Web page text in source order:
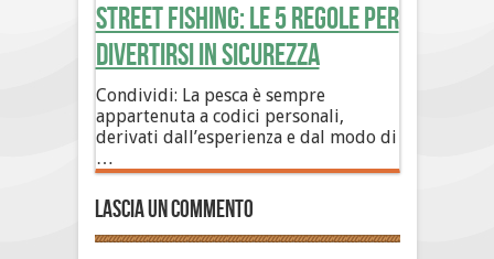
Street Fishing: le 5 regole per
divertirsi in sicurezza
Condividi: La pesca è sempre
appartenuta a codici personali,
derivati dall’esperienza e dal modo di
…
Lascia un commento